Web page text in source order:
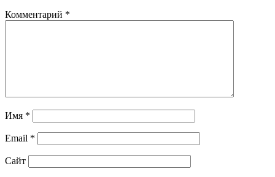
Комментарий *
Имя *
Email *
Сайт